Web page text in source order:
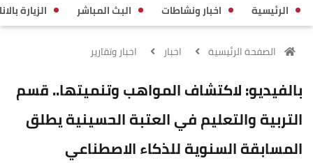
الرئيسية اخبار ونشاطات البث المباشر الزيارة
الصفحة الرئيسية اخبار اخبار وتقارير
بالفيديو: لاكتشاف المواهب وتنميتها.. قسم
التربية والتعليم في العتبة الحسينية يطلق
المسابقة السنوية للذكاء الاصطناعي